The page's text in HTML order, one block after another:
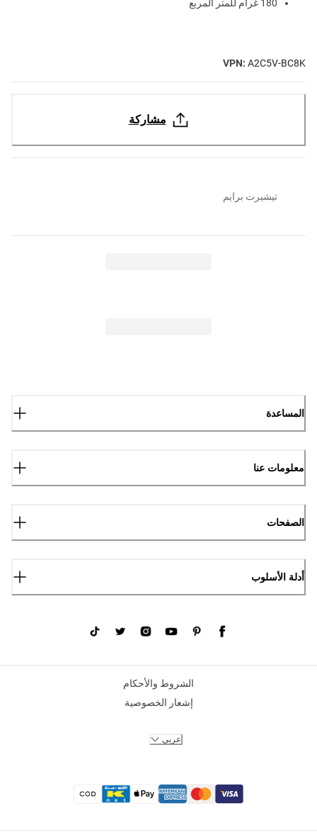
180 غرام للمتر المربع
VPN: A2C5V-BC8K
مشاركة
تيشيرت برايم
المساعدة
معلومات عنا
الصفحات
أدلة الأسلوب
الشروط والأحكام
إشعار الخصوصية
عربي